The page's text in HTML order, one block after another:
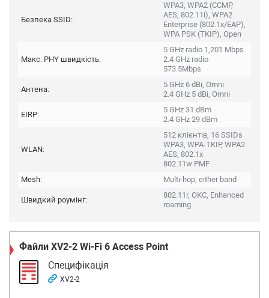
Безпека SSID:
WPA3, WPA2 (CCMP,
AES, 802.11i), WPA2
Enterprise (802.1x/EAP),
WPA PSK (TKIP), Open
Макс. PHY швидкість:
5 GHz radio 1,201 Mbps
2.4 GHz radio
573.5Mbps
Антена:
5 GHz 6 dBi, Omni
2.4 GHz 5 dBi, Omni
EIRP:
5 GHz 31 dBm
2.4 GHz 29 dBm
WLAN:
512 клієнтів, 16 SSIDs
WPA3, WPA-TKIP, WPA2
AES, 802.1x
802.11w PMF
Mesh:
Multi-hop, either band
Швидкий роумінг:
802.11r, OKC, Enhanced
roaming
Файли XV2-2 Wi-Fi 6 Access Point
Специфікація
XV2-2